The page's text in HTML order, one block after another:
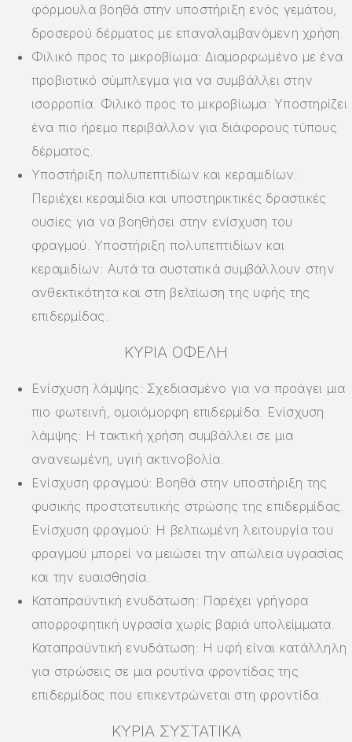
φόρμουλα βοηθά στην υποστήριξη ενός γεμάτου,
δροσερού δέρματος με επαναλαμβανόμενη χρήση.
Φιλικό προς το μικροβίωμα: Διαμορφωμένο με ένα
προβιοτικό σύμπλεγμα για να συμβάλλει στην
ισορροπία. Φιλικό προς το μικροβίωμα: Υποστηρίζει
ένα πιο ήρεμο περιβάλλον για διάφορους τύπους
δέρματος.
Υποστήριξη πολυπεπτιδίων και κεραμιδίων:
Περιέχει κεραμίδια και υποστηρικτικές δραστικές
ουσίες για να βοηθήσει στην ενίσχυση του
φραγμού. Υποστήριξη πολυπεπτιδίων και
κεραμιδίων: Αυτά τα συστατικά συμβάλλουν στην
ανθεκτικότητα και στη βελτίωση της υφής της
επιδερμίδας.
ΚΎΡΙΑ ΟΦΈΛΗ
Ενίσχυση λάμψης: Σχεδιασμένο για να προάγει μια
πιο φωτεινή, ομοιόμορφη επιδερμίδα. Ενίσχυση
λάμψης: Η τακτική χρήση συμβάλλει σε μια
ανανεωμένη, υγιή ακτινοβολία.
Ενίσχυση φραγμού: Βοηθά στην υποστήριξη της
φυσικής προστατευτικής στρώσης της επιδερμίδας.
Ενίσχυση φραγμού: Η βελτιωμένη λειτουργία του
φραγμού μπορεί να μειώσει την απώλεια υγρασίας
και την ευαισθησία.
Καταπραϋντική ενυδάτωση: Παρέχει γρήγορα
απορροφητική υγρασία χωρίς βαριά υπολείμματα.
Καταπραϋντική ενυδάτωση: Η υφή είναι κατάλληλη
για στρώσεις σε μια ρουτίνα φροντίδας της
επιδερμίδας που επικεντρώνεται στη φροντίδα.
ΚΎΡΙΑ ΣΥΣΤΑΤΙΚΆ